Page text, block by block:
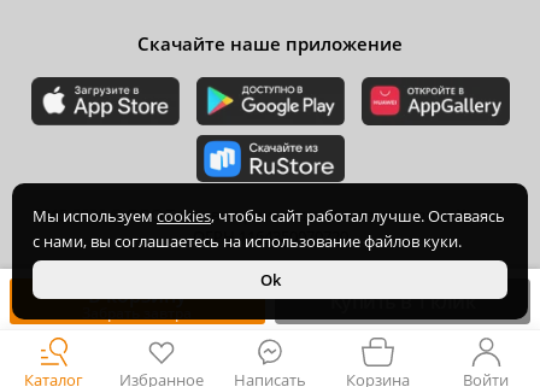
Каталог Избранное Написать Корзина Войти
В корзину Купить в 1 клик
Мы используем cookies, чтобы сайт работал лучше. Оставаясь
с нами, вы соглашаетесь на использование файлов куки.
Ok
Скачайте наше приложение
2015-2026© ООО Торгово-производственная компания Ханхи,
ОГРН 1164350070720